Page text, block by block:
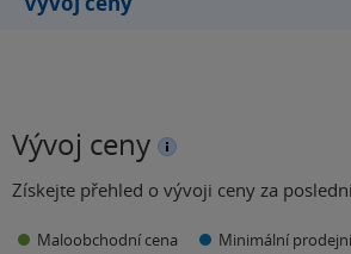
Vývoj ceny
Získejte přehled o vývoji ceny za
Maloobchodní cena Minimální